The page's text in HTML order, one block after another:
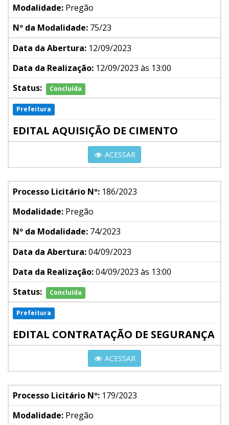
Modalidade: Pregão
Nº da Modalidade: 75/23
Data da Abertura: 12/09/2023
Data da Realização: 12/09/2023 às 13:00
Status:
Concluída
Prefeitura
EDITAL AQUISIÇÃO DE CIMENTO
ACESSAR
Processo Licitário Nº: 186/2023
Modalidade: Pregão
Nº da Modalidade: 74/2023
Data da Abertura:04/09/2023
Data da Realização:04/09/2023 às 13:00
Status:
Concluída
Prefeitura
EDITAL CONTRATAÇÃO DE SEGURANÇA
ACESSAR
Processo Licitário Nº: 179/2023
Modalidade: Pregão